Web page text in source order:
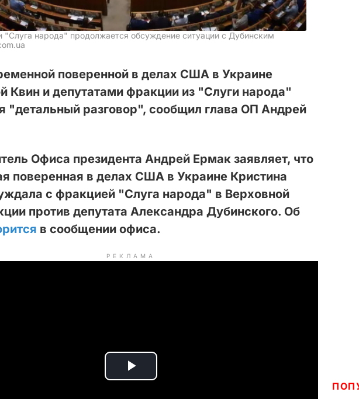
"Слуга народа" продолжается обсуждение ситуации с Дубинским
поверенной в делах США в Украине
Квин и депутатами фракции из "Слуги народа"
"детальный разговор", сообщил глава ОП Андрей
Офиса президента Андрей Ермак заявляет, что
поверенная в делах США в Украине Кристина
с фракцией "Слуга народа" в Верховной
против депутата Александра Дубинского. Об
в сообщении офиса.
РЕКЛАМА
P